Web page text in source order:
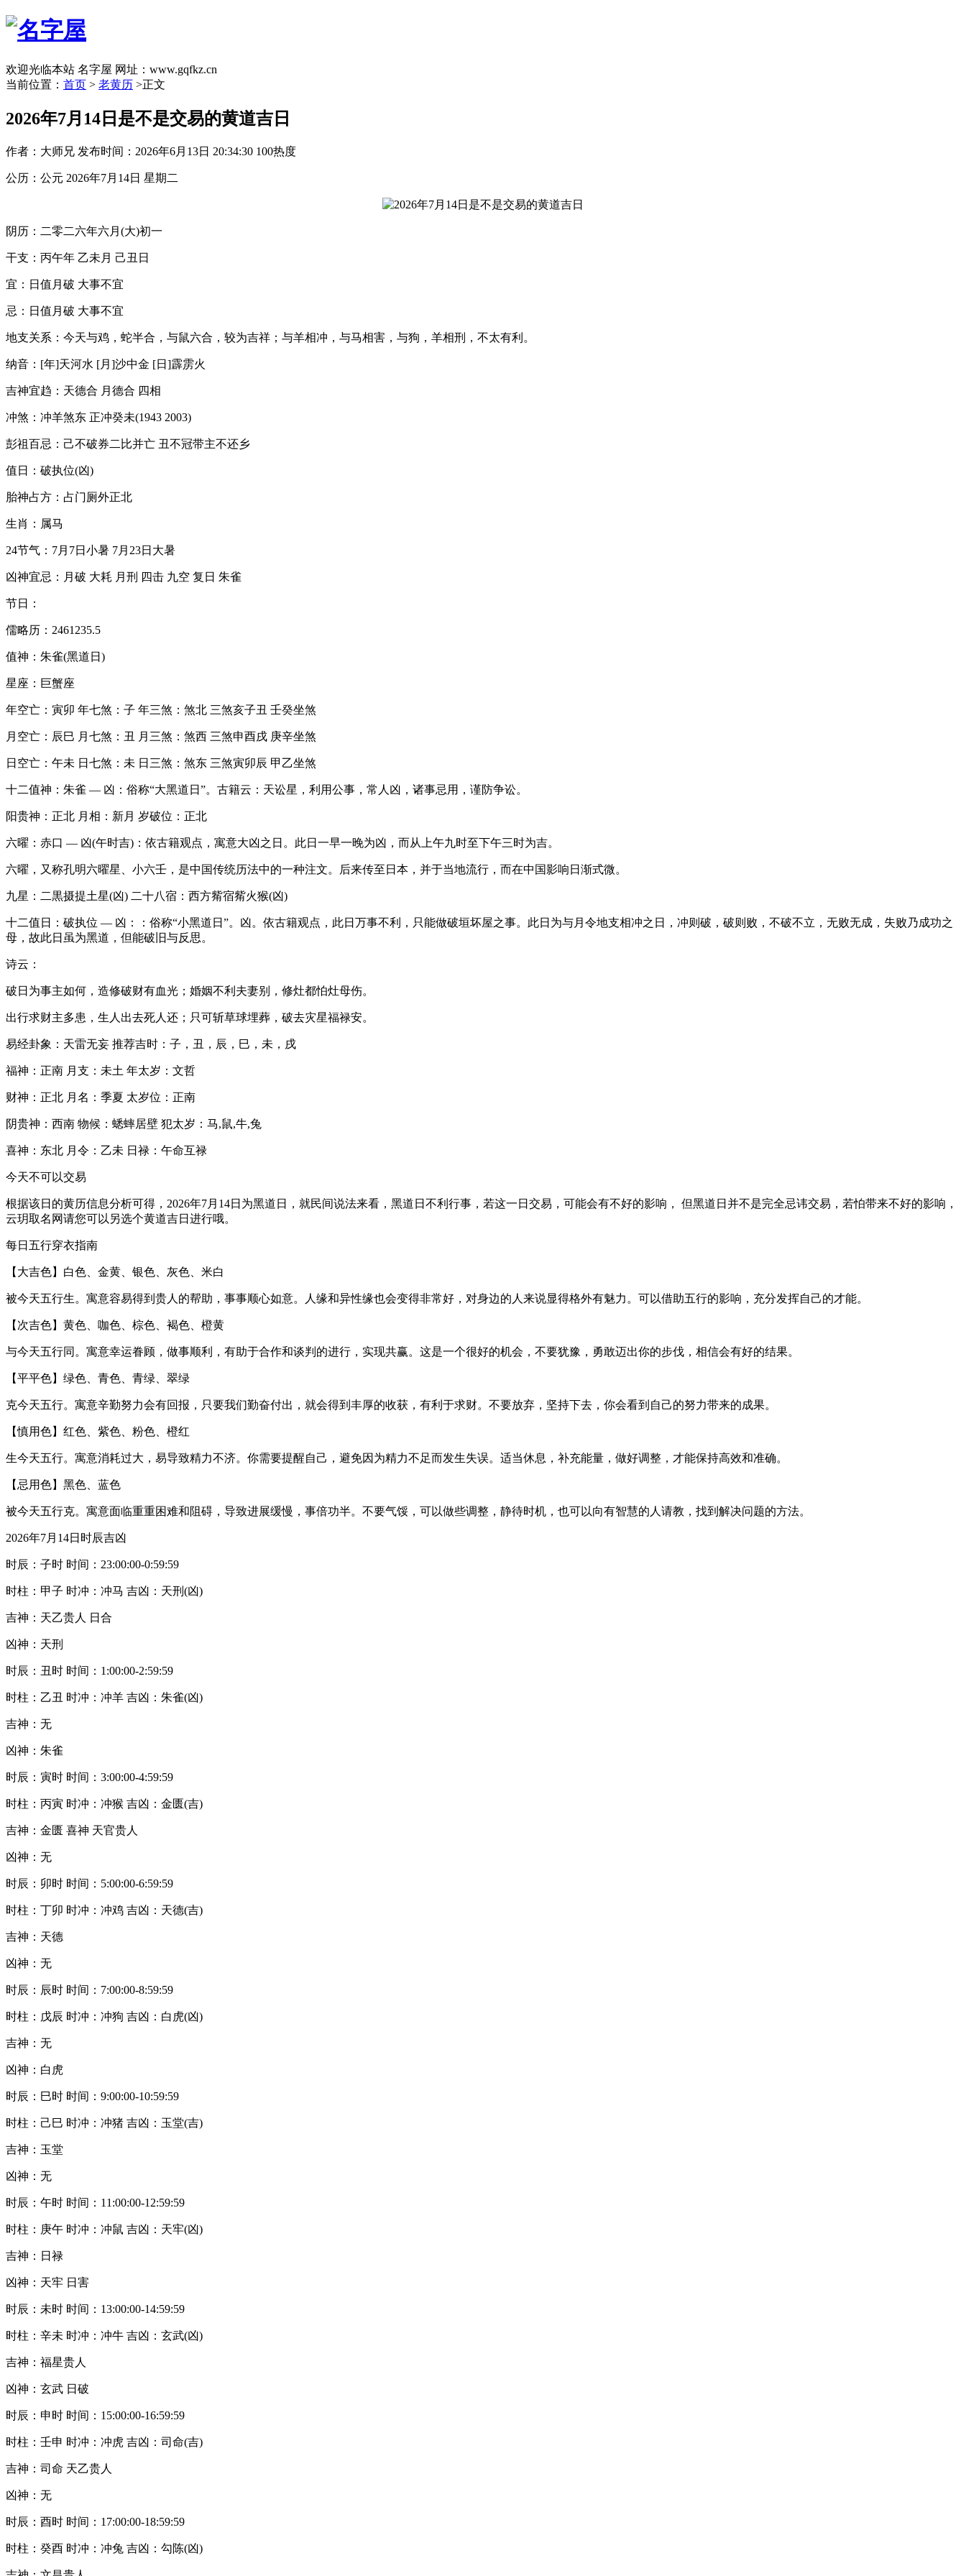
欢迎光临本站 名字屋 网址：www.gqfkz.cn
当前位置： 首页 > 老黄历 >正文
2026年7月14日是不是交易的黄道吉日
作者：大师兄 发布时间：2026年6月13日 20:34:30 100热度
公历：公元 2026年7月14日 星期二
阴历：二零二六年六月(大)初一
干支：丙午年 乙未月 己丑日
宜：日值月破 大事不宜
忌：日值月破 大事不宜
地支关系：今天与鸡，蛇半合，与鼠六合，较为吉祥；与羊相冲，与马相害，与狗，羊相刑，不太有利。
纳音：[年]天河水 [月]沙中金 [日]霹雳火
吉神宜趋：天德合 月德合 四相
冲煞：冲羊煞东 正冲癸未(1943 2003)
彭祖百忌：己不破券二比并亡 丑不冠带主不还乡
值日：破执位(凶)
胎神占方：占门厕外正北
生肖：属马
24节气：7月7日小暑 7月23日大暑
凶神宜忌：月破 大耗 月刑 四击 九空 复日 朱雀
节日：
儒略历：2461235.5
值神：朱雀(黑道日)
星座：巨蟹座
年空亡：寅卯 年七煞：子 年三煞：煞北 三煞亥子丑 壬癸坐煞
月空亡：辰巳 月七煞：丑 月三煞：煞西 三煞申酉戌 庚辛坐煞
日空亡：午未 日七煞：未 日三煞：煞东 三煞寅卯辰 甲乙坐煞
十二值神：朱雀 — 凶：俗称“大黑道日”。古籍云：天讼星，利用公事，常人凶，诸事忌用，谨防争讼。
阳贵神：正北 月相：新月 岁破位：正北
六曜：赤口 — 凶(午时吉)：依古籍观点，寓意大凶之日。此日一早一晚为凶，而从上午九时至下午三时为吉。
六曜，又称孔明六曜星、小六壬，是中国传统历法中的一种注文。后来传至日本，并于当地流行，而在中国影响日渐式微。
九星：二黒摄提土星(凶) 二十八宿：西方觜宿觜火猴(凶)
十二值日：破执位 — 凶：：俗称“小黑道日”。凶。依古籍观点，此日万事不利，只能做破垣坏屋之事。此日为与月令地支相冲之日，冲则破，破则败，不破不立，无败无成，失败乃成功之
母，故此日虽为黑道，但能破旧与反思。
诗云：
破日为事主如何，造修破财有血光；婚姻不利夫妻别，修灶都怕灶母伤。
出行求财主多患，生人出去死人还；只可斩草球埋葬，破去灾星福禄安。
易经卦象：天雷无妄 推荐吉时：子，丑，辰，巳，未，戌
福神：正南 月支：未土 年太岁：文哲
财神：正北 月名：季夏 太岁位：正南
阴贵神：西南 物候：蟋蟀居壁 犯太岁：马,鼠,牛,兔
喜神：东北 月令：乙未 日禄：午命互禄
今天不可以交易
根据该日的黄历信息分析可得，2026年7月14日为黑道日，就民间说法来看，黑道日不利行事，若这一日交易，可能会有不好的影响， 但黑道日并不是完全忌讳交易，若怕带来不好的影响，
云玥取名网请您可以另选个黄道吉日进行哦。
每日五行穿衣指南
【大吉色】白色、金黄、银色、灰色、米白
被今天五行生。寓意容易得到贵人的帮助，事事顺心如意。人缘和异性缘也会变得非常好，对身边的人来说显得格外有魅力。可以借助五行的影响，充分发挥自己的才能。
【次吉色】黄色、咖色、棕色、褐色、橙黄
与今天五行同。寓意幸运眷顾，做事顺利，有助于合作和谈判的进行，实现共赢。这是一个很好的机会，不要犹豫，勇敢迈出你的步伐，相信会有好的结果。
【平平色】绿色、青色、青绿、翠绿
克今天五行。寓意辛勤努力会有回报，只要我们勤奋付出，就会得到丰厚的收获，有利于求财。不要放弃，坚持下去，你会看到自己的努力带来的成果。
【慎用色】红色、紫色、粉色、橙红
生今天五行。寓意消耗过大，易导致精力不济。你需要提醒自己，避免因为精力不足而发生失误。适当休息，补充能量，做好调整，才能保持高效和准确。
【忌用色】黑色、蓝色
被今天五行克。寓意面临重重困难和阻碍，导致进展缓慢，事倍功半。不要气馁，可以做些调整，静待时机，也可以向有智慧的人请教，找到解决问题的方法。
2026年7月14日时辰吉凶
时辰：子时 时间：23:00:00-0:59:59
时柱：甲子 时冲：冲马 吉凶：天刑(凶)
吉神：天乙贵人 日合
凶神：天刑
时辰：丑时 时间：1:00:00-2:59:59
时柱：乙丑 时冲：冲羊 吉凶：朱雀(凶)
吉神：无
凶神：朱雀
时辰：寅时 时间：3:00:00-4:59:59
时柱：丙寅 时冲：冲猴 吉凶：金匮(吉)
吉神：金匮 喜神 天官贵人
凶神：无
时辰：卯时 时间：5:00:00-6:59:59
时柱：丁卯 时冲：冲鸡 吉凶：天德(吉)
吉神：天德
凶神：无
时辰：辰时 时间：7:00:00-8:59:59
时柱：戊辰 时冲：冲狗 吉凶：白虎(凶)
吉神：无
凶神：白虎
时辰：巳时 时间：9:00:00-10:59:59
时柱：己巳 时冲：冲猪 吉凶：玉堂(吉)
吉神：玉堂
凶神：无
时辰：午时 时间：11:00:00-12:59:59
时柱：庚午 时冲：冲鼠 吉凶：天牢(凶)
吉神：日禄
凶神：天牢 日害
时辰：未时 时间：13:00:00-14:59:59
时柱：辛未 时冲：冲牛 吉凶：玄武(凶)
吉神：福星贵人
凶神：玄武 日破
时辰：申时 时间：15:00:00-16:59:59
时柱：壬申 时冲：冲虎 吉凶：司命(吉)
吉神：司命 天乙贵人
凶神：无
时辰：酉时 时间：17:00:00-18:59:59
时柱：癸酉 时冲：冲兔 吉凶：勾陈(凶)